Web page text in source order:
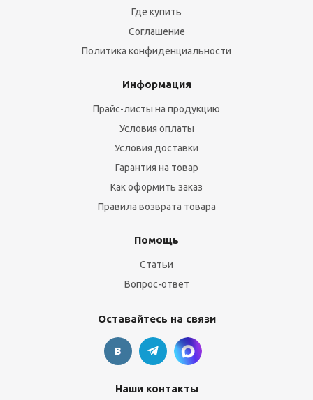
Где купить
Соглашение
Политика конфиденциальности
Информация
Прайс-листы на продукцию
Условия оплаты
Условия доставки
Гарантия на товар
Как оформить заказ
Правила возврата товара
Помощь
Статьи
Вопрос-ответ
Оставайтесь на связи
Наши контакты